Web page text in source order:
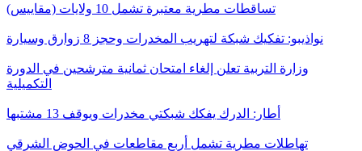
تساقطات مطرية معتبرة تشمل 10 ولايات (مقاييس)
نواذيبو: تفكيك شبكة لتهريب المخدرات وحجز 8 زوارق وسيارة
وزارة التربية تعلن إلغاء امتحان ثمانية مترشحين في الدورة
التكميلية
أطار: الدرك يفكك شبكتي مخدرات ويوقف 13 مشتبها
تهاطلات مطرية تشمل أربع مقاطعات في الحوض الشرقي